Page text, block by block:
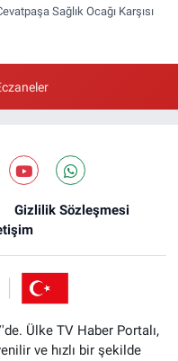
Sağlık Ocağı Karşısı
Gizlilik Sözleşmesi
Ülke TV Haber Portalı,
ve hızlı bir şekilde